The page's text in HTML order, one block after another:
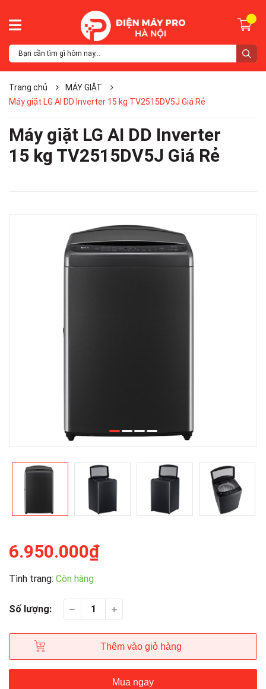
Trang chủ
MÁY GIẶT
Máy giặt LG AI DD Inverter 15 kg TV2515DV5J Giá Rẻ
Máy giặt LG AI DD Inverter
15 kg TV2515DV5J Giá Rẻ
6.950.000₫
Tình trạng: Còn hàng
Số lượng:
Thêm vào giỏ hàng
Mua ngay